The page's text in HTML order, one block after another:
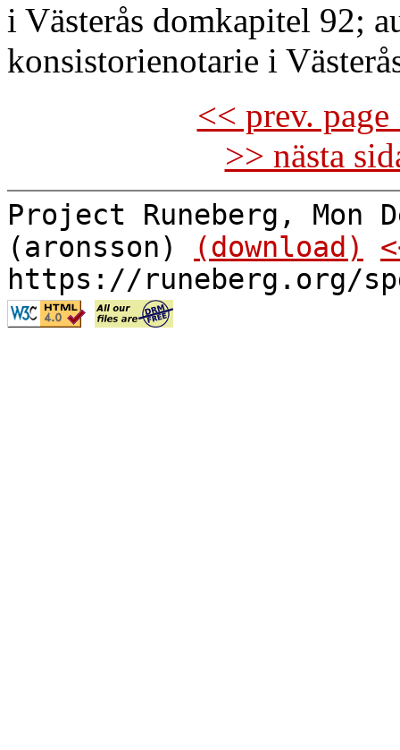
i Västerås domkapitel 92;
konsistorienotarie i
<< prev.
>> nästa
Project Runeberg, Mon
(aronsson)
(download)
https://runeberg.org/